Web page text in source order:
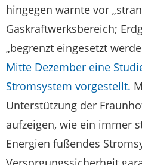
hingegen warnte vor
Gaskraftwerksbereich;
„begrenzt eingesetzt
Mitte Dezember eine
Stromsystem vorgestellt.
Unterstützung der
aufzeigen, wie ein immer
Energien fußendes